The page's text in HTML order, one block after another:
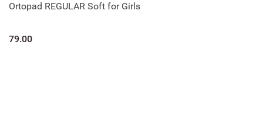
Ortopad REGULAR Soft for Girls
79.00